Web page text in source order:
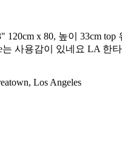
120cm x 80, 높이 33cm top
는 사용감이 있네요 LA 한타
Los Angeles